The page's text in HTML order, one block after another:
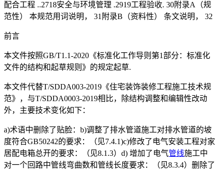
配合工程 ..2718安全与环境管理 .2919工程验收. 30附录A（规
范性） 本规范用词说明， 31附录B（资料性） 条文说明， 32
前言
本文件按照GB/T1.1-2020《标准化工作导则第1部分：标准化
文件的结构和起草规则》的规定起草.
本文件代替T/SDDA003-2019《住宅装饰装修工程施工技术规
范》，与T/SDDA0003-2019相比，除结构调整和编辑性改动
外，主要技术变化如下：
a)术语中删除了贴脸：b)调整了排水管道施工对排水管道的坡
度符合GB50242的要求：（见7.4.1)c)修改了电气安装工程对家
居配电箱总开的要求：（见8.1.3）d) 增加了电气管线施工中
对一个回路中管线弯曲数和管线长度要求：（见8.3.4）删除了